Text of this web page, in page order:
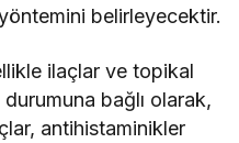
belirleyecektir.
ilaçlar ve topikal
durumuna bağlı olarak,
antihistaminikler